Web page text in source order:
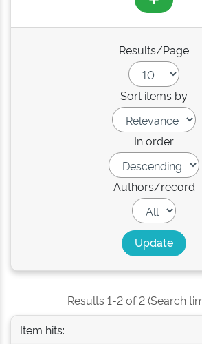
Results/Page
Sort items by
In order
Authors/record
Results 1-2 of 2 (Search
Item hits: